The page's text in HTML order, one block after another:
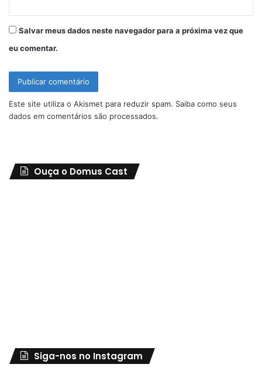
Salvar meus dados neste navegador para a próxima vez que
eu comentar.
Este site utiliza o Akismet para reduzir spam. Saiba como seus
dados em comentários são processados.
Ouça o Domus Cast
Siga-nos no Instagram